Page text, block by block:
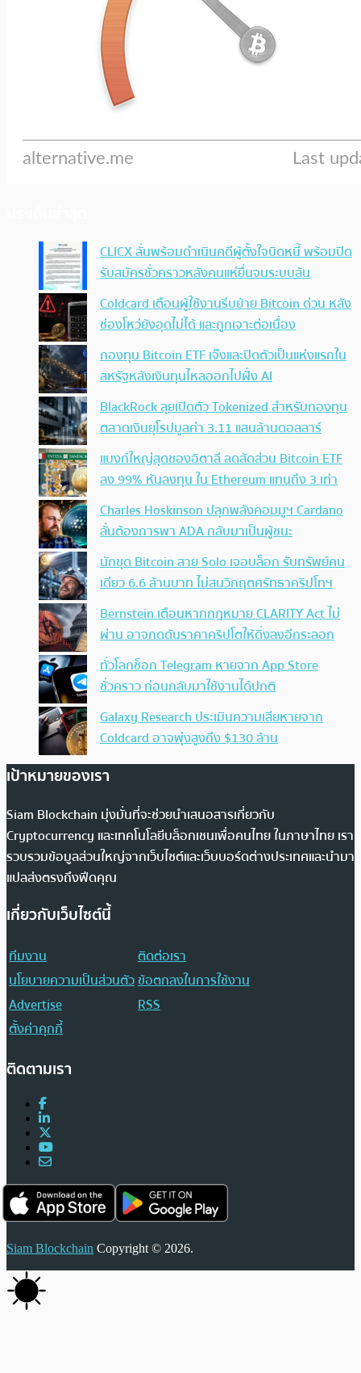
CLICX ลั่นพร้อมดำเนินคดีผู้ตั้งใจบิดหนี้ พร้อมปิด
รับสมัครชั่วคราวหลังคนแห่ยื่นจนระบบล้น
Coldcard เตือนผู้ใช้งานรีบย้าย Bitcoin ด่วน หลัง
ช่องโหว่ยังอุดไม่ได้ และถูกเจาะต่อเนื่อง
กองทุน Bitcoin ETF เจ๊งและปิดตัวเป็นแห่งแรกใน
สหรัฐหลังเงินทุนไหลออกไปฝั่ง AI
BlackRock ลุยเปิดตัว Tokenized สำหรับกองทุน
ตลาดเงินยุโรปมูลค่า 3.11 แสนล้านดอลลาร์
แบงก์ใหญ่สุดของอิตาลี ลดสัดส่วน Bitcoin ETF
ลง 99% หันลงทุน ใน Ethereum แทนถึง 3 เท่า
Charles Hoskinson ปลุกพลังคอมมูฯ Cardano
ลั่นต้องการพา ADA กลับมาเป็นผู้ชนะ
นักขุด Bitcoin สาย Solo เจอบล็อก รับทรัพย์คน
เดียว 6.6 ล้านบาท ไม่สนวิกฤตศรัทธาคริปโทฯ
Bernstein เตือนหากกฎหมาย CLARITY Act ไม่
ผ่าน อาจกดดันราคาคริปโตให้ดิ่งลงอีกระลอก
ทั่วโลกช็อก Telegram หายจาก App Store
ชั่วคราว ก่อนกลับมาใช้งานได้ปกติ
Galaxy Research ประเมินความเสียหายจาก
Coldcard อาจพุ่งสูงถึง $130 ล้าน
เป้าหมายของเรา
Siam Blockchain มุ่งมั่นที่จะช่วยนำเสนอสารเกี่ยวกับ
Cryptocurrency และเทคโนโลยีบล็อกเชนเพื่อคนไทย ในภาษาไทย เรา
รวบรวมข้อมูลส่วนใหญ่จากเว็บไซต์และเว็บบอร์ดต่างประเทศและนำมา
แปลส่งตรงถึงฟีดคุณ
เกี่ยวกับเว็บไซต์นี้
ทีมงาน
ติดต่อเรา
นโยบายความเป็นส่วนตัวข้อตกลงในการใช้งาน
Advertise
RSS
ตั้งค่าคุกกี้
ติดตามเรา
Siam Blockchain Copyright © 2026.